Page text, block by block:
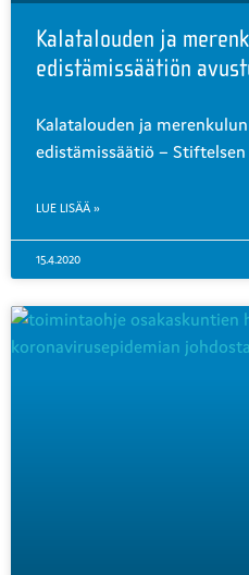
Kalatalouden ja
edistämissäätiön
Kalatalouden ja
edistämissäätiö –
LUE LISÄÄ »
15.4.2020